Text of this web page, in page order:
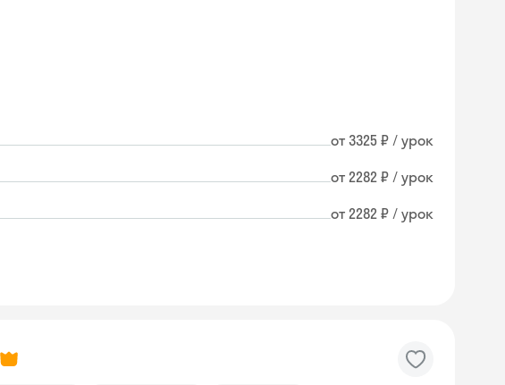
от 3325 ₽ / урок
от 2282 ₽ / урок
от 2282 ₽ / урок